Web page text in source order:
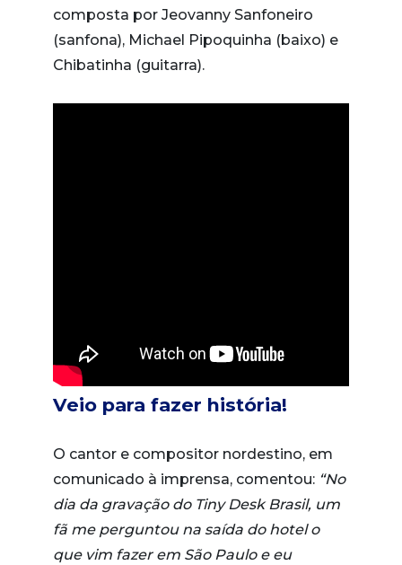
composta por Jeovanny Sanfoneiro
(sanfona), Michael Pipoquinha (baixo) e
Chibatinha (guitarra).
Veio para fazer história!
O cantor e compositor nordestino, em
comunicado à imprensa, comentou: “No
dia da gravação do Tiny Desk Brasil, um
fã me perguntou na saída do hotel o
que vim fazer em São Paulo e eu